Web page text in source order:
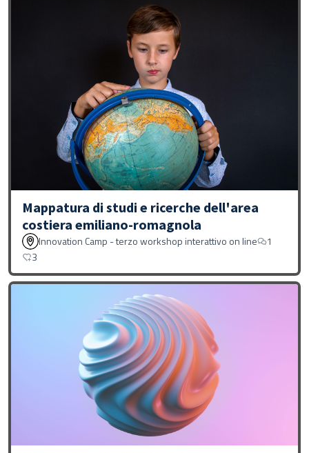
Mappatura di studi e ricerche dell'area
costiera emiliano-romagnola
Innovation Camp - terzo workshop interattivo on line
1
3